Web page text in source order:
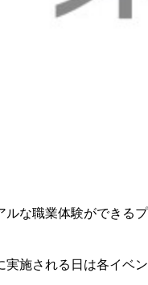
ルな職業体験ができるプ
実施される日は各イベン